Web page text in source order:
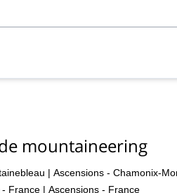
mountaineering
| Ascensions - Chamonix-
- France | Ascensions - France